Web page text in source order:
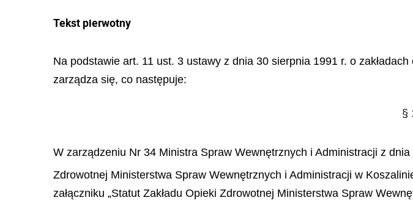
Tekst pierwotny
Na podstawie art. 11 ust. 3 ustawy z dnia 30 sierpnia 1991 r. o
zarządza się, co następuje:
§
W zarządzeniu Nr 34 Ministra Spraw Wewnętrznych i Administracji z
Zdrowotnej Ministerstwa Spraw Wewnętrznych i Administracji w
załączniku „Statut Zakładu Opieki Zdrowotnej Ministerstwa Spraw